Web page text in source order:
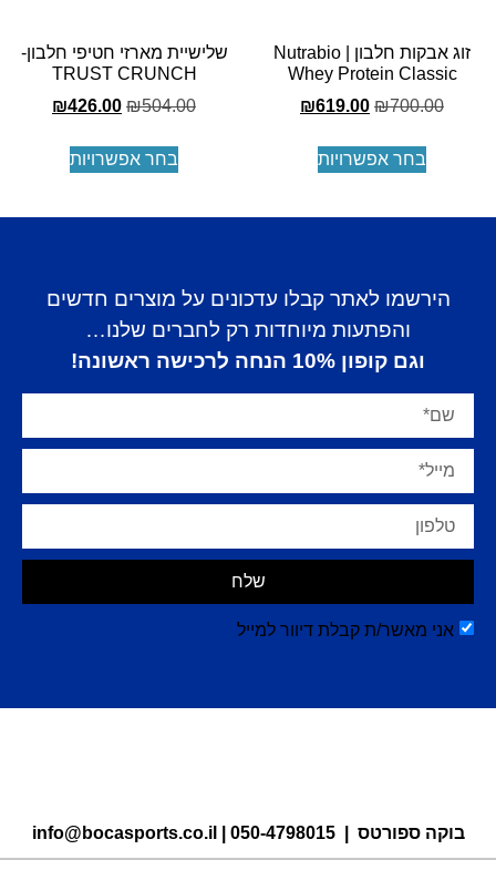
זוג אבקות חלבון | Nutrabio
Whey Protein Classic
₪700.00
₪619.00
בחר אפשרויות
שלישיית מארזי חטיפי חלבון-
TRUST CRUNCH
₪504.00
₪426.00
בחר אפשרויות
הירשמו לאתר קבלו עדכונים על מוצרים חדשים
והפתעות מיוחדות רק לחברים שלנו…
וגם קופון 10% הנחה לרכישה ראשונה!
אני מאשר/ת קבלת דיוור למייל
שלח
בוקה ספורטס | 050-4798015
info@bocasports.co.il